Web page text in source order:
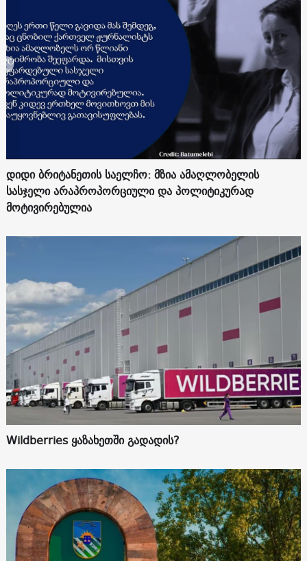
დიდი ბრიტანეთის საელჩო: მზია ამაღლობელის
სასჯელი არაპროპორციული და პოლიტიკურად
მოტივირებულია
Wildberries ყაზახეთში გადადის?